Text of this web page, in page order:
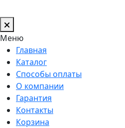
Меню
Главная
Каталог
Способы оплаты
О компании
Гарантия
Контакты
Корзина